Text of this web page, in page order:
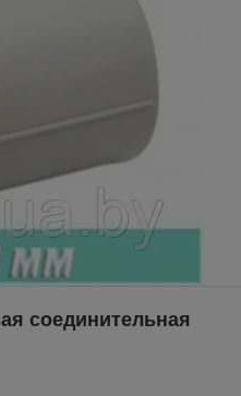
соединительная